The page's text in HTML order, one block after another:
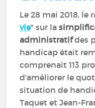
Le 28 mai 2018, le
vie" sur la
administratifdes
handicap était
comprenait 113
d'améliorer le
situation de
Taquet et Jean-